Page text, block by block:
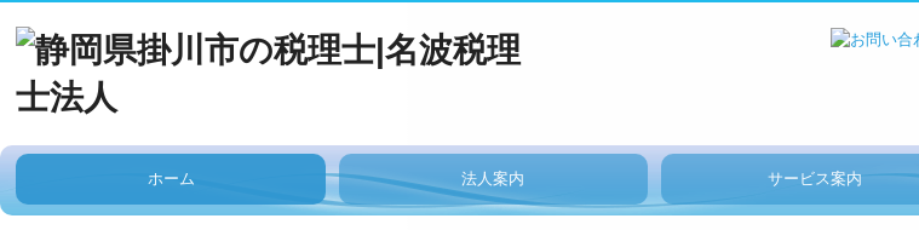
ホーム 法人案内 サービス案内